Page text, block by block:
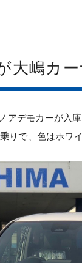
大嶋カ
アデモカーが入庫
りで、色はホワ